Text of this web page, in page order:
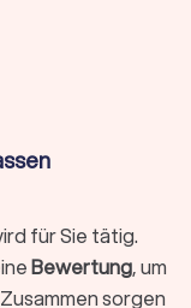
Sie auf
und die
ist essentiell –
der
übersichtlich
für Sie tätig.
Bewertung, um
sorgen